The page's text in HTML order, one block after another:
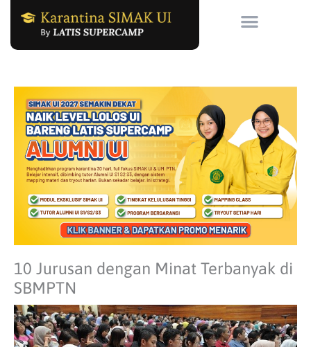
10 Jurusan dengan Minat Terbanyak di
SBMPTN